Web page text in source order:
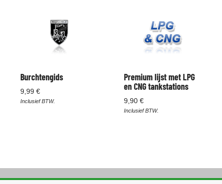
Burchtengids
9,99 €
Inclusief BTW.
Premium lijst met LPG
en CNG tankstations
9,90 €
Inclusief BTW.